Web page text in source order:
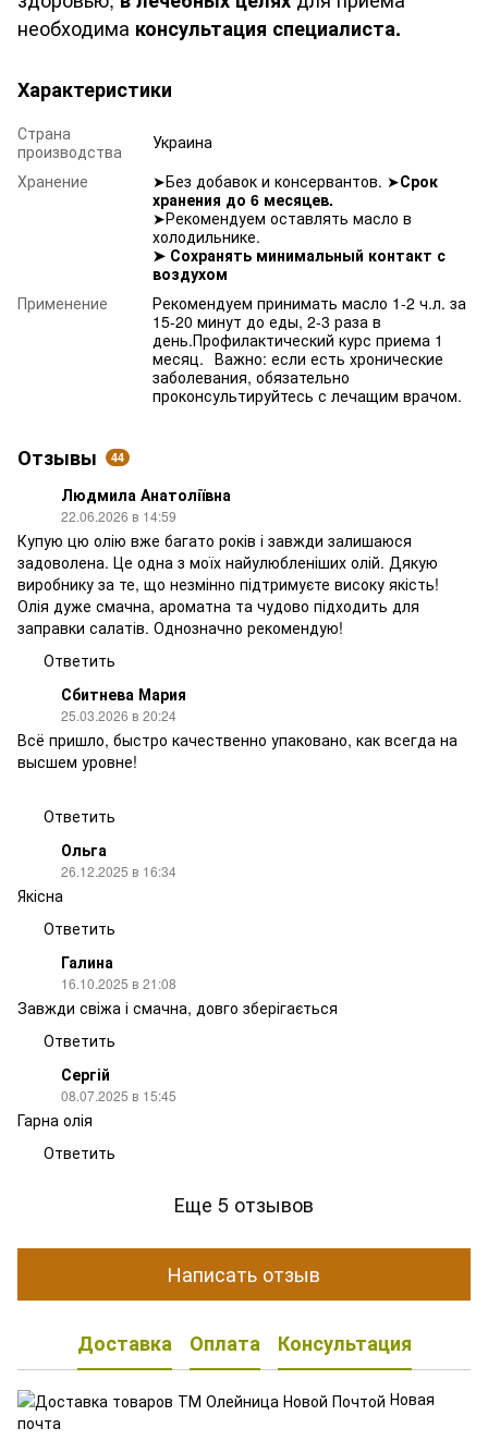
необходима консультация специалиста.
Характеристики
Страна
производства
Украина
Хранение
➤Без добавок и консервантов. ➤Срок
хранения до 6 месяцев.
➤Рекомендуем оставлять масло в
холодильнике.
➤ Сохранять минимальный контакт с
воздухом
Применение
Рекомендуем принимать масло 1-2 ч.л. за
15-20 минут до еды, 2-3 раза в
день.Профилактический курс приема 1
месяц.⠀Важно: если есть хронические
заболевания, обязательно
проконсультируйтесь с лечащим врачом.
Отзывы 44
Людмила Анатоліївна
22.06.2026 в 14:59
Купую цю олію вже багато років і завжди залишаюся
задоволена. Це одна з моїх найулюбленіших олій. Дякую
виробнику за те, що незмінно підтримуєте високу якість!
Олія дуже смачна, ароматна та чудово підходить для
заправки салатів. Однозначно рекомендую!
Ответить
Сбитнева Мария
25.03.2026 в 20:24
Всё пришло, быстро качественно упаковано, как всегда на
высшем уровне!
Ответить
Ольга
26.12.2025 в 16:34
Якісна
Ответить
Галина
16.10.2025 в 21:08
Завжди свіжа і смачна, довго зберігається
Ответить
Сергій
08.07.2025 в 15:45
Гарна олія
Ответить
Еще 5 отзывов
Написать отзыв
Доставка Оплата Консультация
Новая
почта